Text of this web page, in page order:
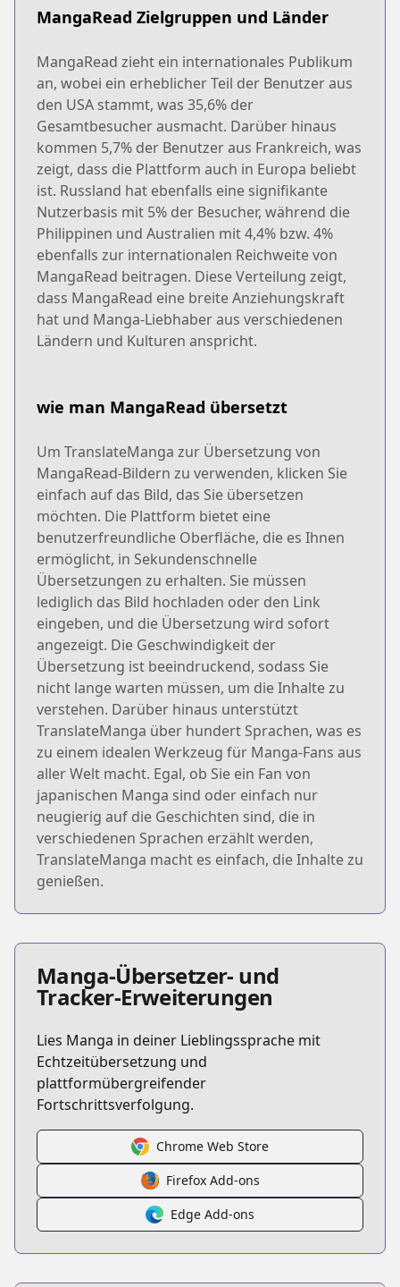
MangaRead Zielgruppen und Länder
MangaRead zieht ein internationales Publikum
an, wobei ein erheblicher Teil der Benutzer aus
den USA stammt, was 35,6% der
Gesamtbesucher ausmacht. Darüber hinaus
kommen 5,7% der Benutzer aus Frankreich, was
zeigt, dass die Plattform auch in Europa beliebt
ist. Russland hat ebenfalls eine signifikante
Nutzerbasis mit 5% der Besucher, während die
Philippinen und Australien mit 4,4% bzw. 4%
ebenfalls zur internationalen Reichweite von
MangaRead beitragen. Diese Verteilung zeigt,
dass MangaRead eine breite Anziehungskraft
hat und Manga-Liebhaber aus verschiedenen
Ländern und Kulturen anspricht.
wie man MangaRead übersetzt
Um TranslateManga zur Übersetzung von
MangaRead-Bildern zu verwenden, klicken Sie
einfach auf das Bild, das Sie übersetzen
möchten. Die Plattform bietet eine
benutzerfreundliche Oberfläche, die es Ihnen
ermöglicht, in Sekundenschnelle
Übersetzungen zu erhalten. Sie müssen
lediglich das Bild hochladen oder den Link
eingeben, und die Übersetzung wird sofort
angezeigt. Die Geschwindigkeit der
Übersetzung ist beeindruckend, sodass Sie
nicht lange warten müssen, um die Inhalte zu
verstehen. Darüber hinaus unterstützt
TranslateManga über hundert Sprachen, was es
zu einem idealen Werkzeug für Manga-Fans aus
aller Welt macht. Egal, ob Sie ein Fan von
japanischen Manga sind oder einfach nur
neugierig auf die Geschichten sind, die in
verschiedenen Sprachen erzählt werden,
TranslateManga macht es einfach, die Inhalte zu
genießen.
Manga-Übersetzer- und
Tracker-Erweiterungen
Lies Manga in deiner Lieblingssprache mit
Echtzeitübersetzung und
plattformübergreifender
Fortschrittsverfolgung.
Chrome Web Store
Firefox Add-ons
Edge Add-ons